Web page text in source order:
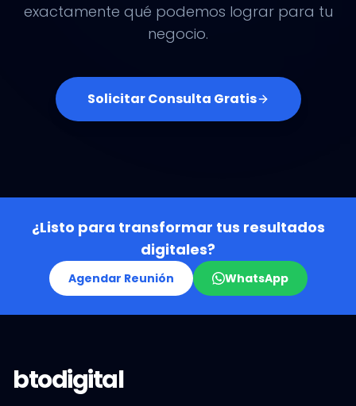
exactamente qué podemos lograr para tu
negocio.
Solicitar Consulta Gratis
¿Listo para transformar tus resultados
digitales?
Agendar Reunión WhatsApp
btodigital